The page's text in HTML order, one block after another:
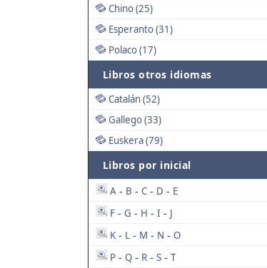
Chino (25)
Esperanto (31)
Polaco (17)
Libros otros idiomas
Catalán (52)
Gallego (33)
Euskera (79)
Libros por inicial
A - B - C - D - E
F - G - H - I - J
K - L - M - N - O
P - Q - R - S - T